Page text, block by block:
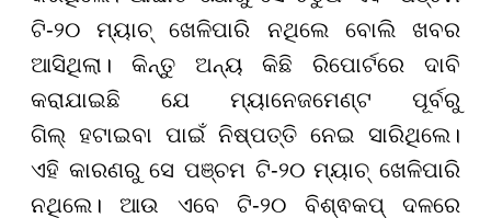
ଟି-୨୦ ମ୍ୟାଚ୍ ଖେଳିପାରି ନଥିଲେ ବୋଲି ଖବର
ଆସିଥିଲା। କିନ୍ତୁ ଅନ୍ୟ କିଛି ରିପୋର୍ଟରେ ଦାବି
କରାଯାଇଛି ଯେ ମ୍ୟାନେଜମେଣ୍ଟ ପୂର୍ବରୁ
ଗିଲ୍‌ ହଟାଇବା ପାଇଁ ନିଷ୍ପତ୍ତି ନେଇ ସାରିଥିଲେ।
ଏହି କାରଣରୁ ସେ ପଞ୍ଚମ ଟି-୨୦ ମ୍ୟାଚ୍ ଖେଳିପାରି
ନଥିଲେ। ଆଉ ଏବେ ଟି-୨୦ ବିଶ୍ଵକପ୍ ଦଳରେ